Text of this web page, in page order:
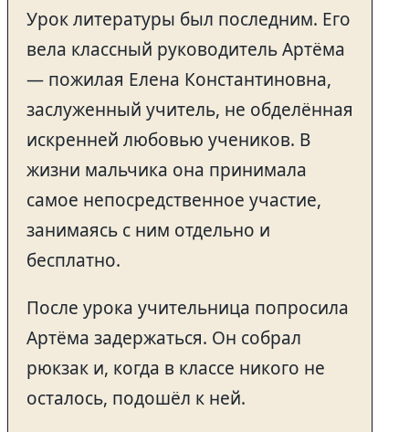
Урок литературы был последним. Его
вела классный руководитель Артёма
— пожилая Елена Константиновна,
заслуженный учитель, не обделённая
искренней любовью учеников. В
жизни мальчика она принимала
самое непосредственное участие,
занимаясь с ним отдельно и
бесплатно.
После урока учительница попросила
Артёма задержаться. Он собрал
рюкзак и, когда в классе никого не
осталось, подошёл к ней.